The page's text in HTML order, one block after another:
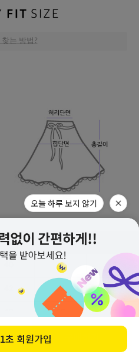
오늘 하루 보지 않기
1초 회원가입